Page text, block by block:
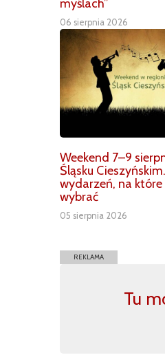
myślach”
06 sierpnia 2026
Weekend 7–9
Śląsku
wydarzeń, na
wybrać
05 sierpnia 2026
REKLAMA
Tu